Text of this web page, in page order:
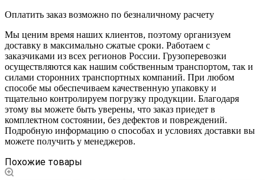
Оплатить заказ возможно по безналичному расчету
Мы ценим время наших клиентов, поэтому организуем
доставку в максимально сжатые сроки. Работаем с
заказчиками из всех регионов России. Грузоперевозки
осуществляются как нашим собственным транспортом, так и
силами сторонних транспортных компаний. При любом
способе мы обеспечиваем качественную упаковку и
тщательно контролируем погрузку продукции. Благодаря
этому вы можете быть уверены, что заказ приедет в
комплектном состоянии, без дефектов и повреждений.
Подробную информацию о способах и условиях доставки вы
можете получить у менеджеров.
Похожие товары